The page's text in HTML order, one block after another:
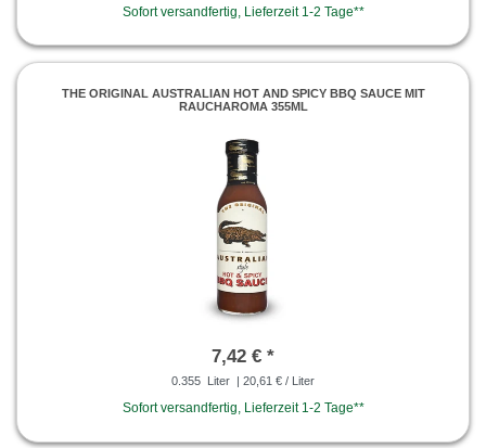
Sofort versandfertig, Lieferzeit 1-2 Tage**
THE ORIGINAL AUSTRALIAN HOT AND SPICY BBQ SAUCE MIT
RAUCHAROMA 355ML
7,42 € *
0.355 Liter | 20,61 € / Liter
Sofort versandfertig, Lieferzeit 1-2 Tage**